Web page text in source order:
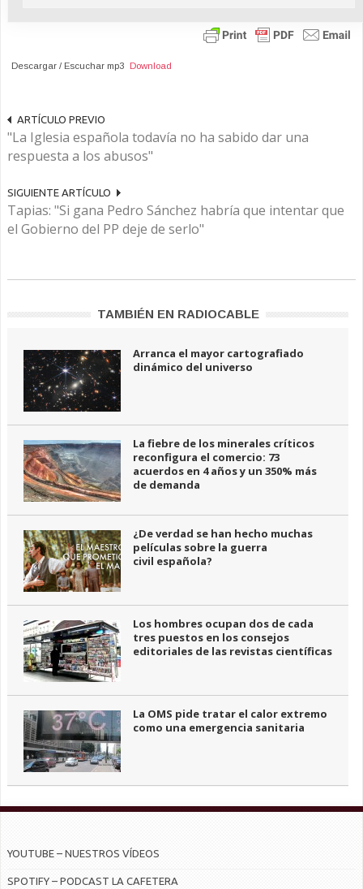
Descargar / Escuchar mp3 Download
ARTÍCULO PREVIO
"La Iglesia española todavía no ha sabido dar una
respuesta a los abusos"
SIGUIENTE ARTÍCULO
Tapias: "Si gana Pedro Sánchez habría que intentar que
el Gobierno del PP deje de serlo"
TAMBIÉN EN RADIOCABLE
Arranca el mayor cartografiado
dinámico del universo
La fiebre de los minerales críticos
reconfigura el comercio: 73
acuerdos en 4 años y un 350% más
de demanda
¿De verdad se han hecho muchas
películas sobre la guerra
civil española?
Los hombres ocupan dos de cada
tres puestos en los consejos
editoriales de las revistas científicas
La OMS pide tratar el calor extremo
como una emergencia sanitaria
YOUTUBE – NUESTROS VÍDEOS
SPOTIFY – PODCAST LA CAFETERA